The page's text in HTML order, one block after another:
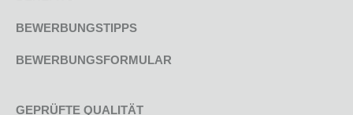
BEWERBUNGSTIPPS
BEWERBUNGSFORMULAR
GEPRÜFTE QUALITÄT